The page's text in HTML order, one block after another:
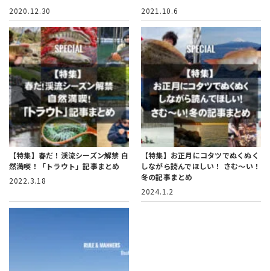
2020.12.30
2021.10.6
【特集】春だ！渓流シーズン解禁 自
然満喫！「トラウト」記事まとめ
2022.3.18
【特集】お正月にコタツでぬくぬく
しながら読んでほしい！ さむ～い！
冬の記事まとめ
2024.1.2